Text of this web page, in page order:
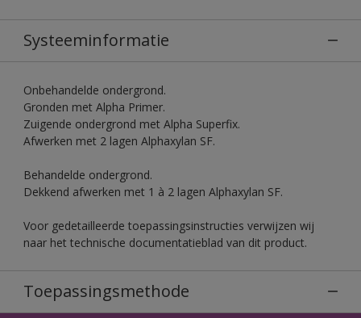
Systeeminformatie
Onbehandelde ondergrond.
Gronden met Alpha Primer.
Zuigende ondergrond met Alpha Superfix.
Afwerken met 2 lagen Alphaxylan SF.
Behandelde ondergrond.
Dekkend afwerken met 1 à 2 lagen Alphaxylan SF.
Voor gedetailleerde toepassingsinstructies verwijzen wij
naar het technische documentatieblad van dit product.
Toepassingsmethode